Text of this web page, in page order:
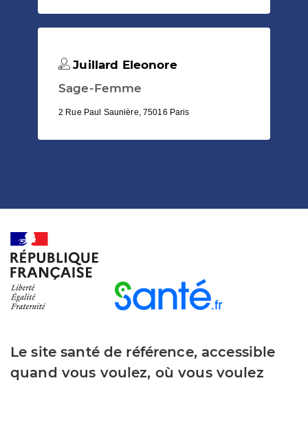
Juillard Eleonore
Sage-Femme
2 Rue Paul Saunière, 75016 Paris
Le site santé de référence, accessible
quand vous voulez, où vous voulez